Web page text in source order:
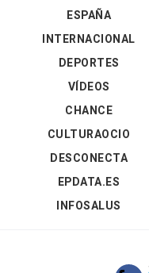
ESPAÑA
INTERNACIONAL
DEPORTES
VÍDEOS
CHANCE
CULTURAOCIO
DESCONECTA
EPDATA.ES
INFOSALUS